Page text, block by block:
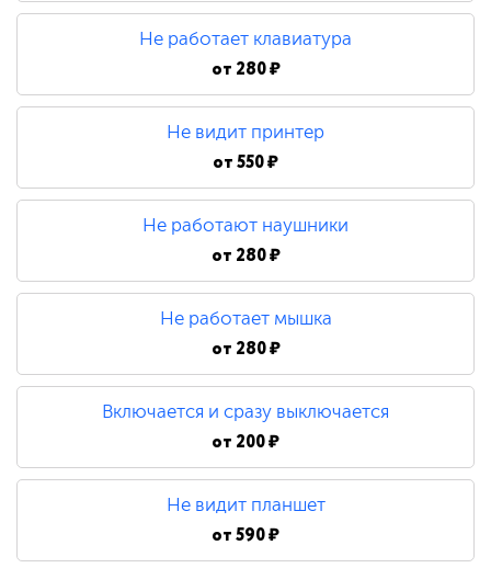
Не работает клавиатура
от 280 ₽
Не видит принтер
от550 ₽
Не работают наушники
от 280 ₽
Не работает мышка
от 280 ₽
Включается и сразу выключается
от 200 ₽
Не видит планшет
от590 ₽